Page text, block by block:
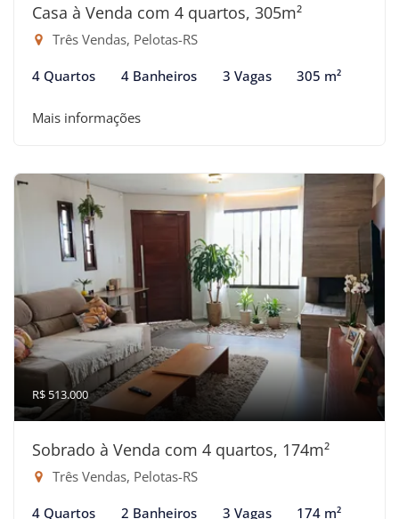
Casa à Venda com 4 quartos, 305m²
Três Vendas, Pelotas-RS
4 Quartos 4 Banheiros 3 Vagas 305 m²
Mais informações
R$ 513.000
Sobrado à Venda com 4 quartos, 174m²
Três Vendas, Pelotas-RS
4 Quartos 2 Banheiros 3 Vagas 174 m²